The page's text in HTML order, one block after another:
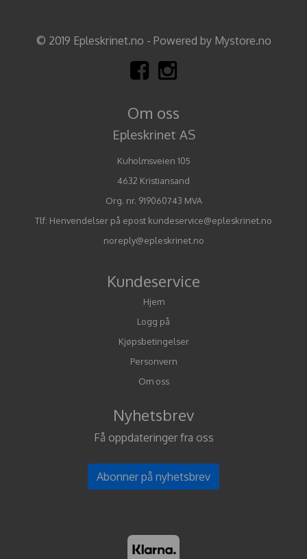
© 2019 Epleskrinet.no - Powered by Mystore.no
Om oss
Epleskrinet AS
Kuholmsveien 105
4632 Kristiansand
Org. nr. 919060743 MVA
Tlf: Henvendelser på epost kundeservice@epleskrinet.no
noreply@epleskrinet.no
Kundeservice
Hjem
Logg på
Kjøpsbetingelser
Personvern
Om oss
Nyhetsbrev
Få oppdateringer fra oss
Abonner på nyhetsbrev